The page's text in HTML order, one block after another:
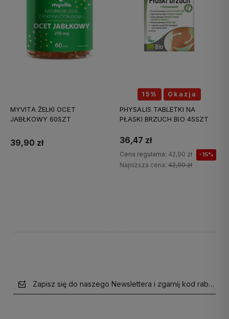
MYVITA ŻELKI OCET
JABŁKOWY 60SZT
39,90 zł
15% Okazja
PHYSALIS TABLETKI NA
PŁASKI BRZUCH BIO 45SZT
36,47 zł
Cena regularna: 42,90 zł -15%
Najniższa cena: 42,90 zł
Zapisz się do naszego Newslettera i zgarnij kod